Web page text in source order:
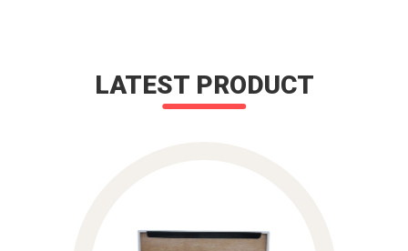
LATEST PRODUCT